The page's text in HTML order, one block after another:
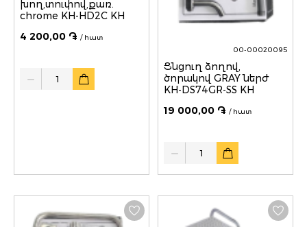
խող,տուփով,քառ.
chrome KH-HD2C KH
4 200,00 ֏ / հատ
00-00020095
Ցնցուղ ձողով,
ծորակով GRAY ներժ
KH-DS74GR-SS KH
19 000,00 ֏ / հատ
Quantity